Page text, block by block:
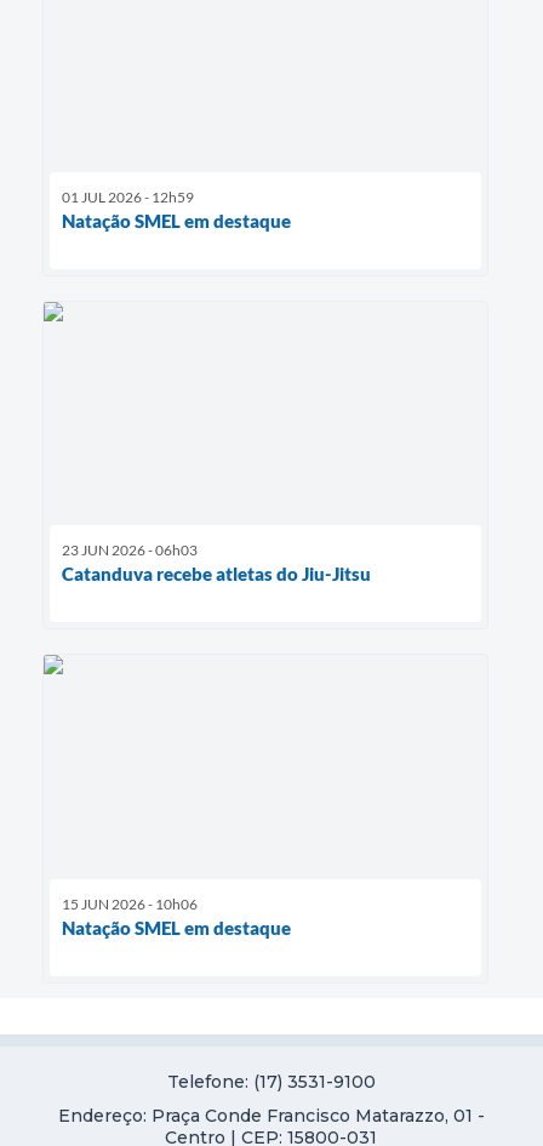
01 JUL 2026 - 12h59
Natação SMEL em destaque
23 JUN 2026 - 06h03
Catanduva recebe atletas do Jiu-Jitsu
15 JUN 2026 - 10h06
Natação SMEL em destaque
Telefone: (17) 3531-9100
Endereço: Praça Conde Francisco Matarazzo, 01 -
Centro | CEP: 15800-031